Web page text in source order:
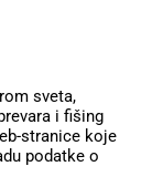
sveta,
i fišing
stranice koje
podatke o